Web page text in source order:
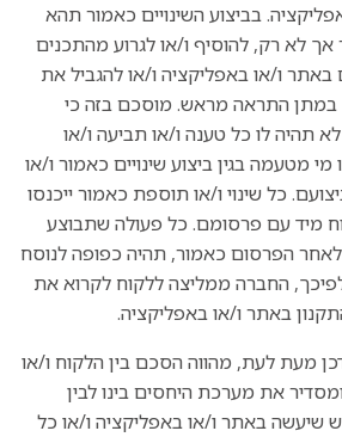
בביצוע השינויים כאמור תהא
אך לא רק, להוסיף ו/או לגרוע מהתכנים
באתר ו/או באפליקציה ו/או להגביל את
במתן התראה מראש. מוסכם בזה כי
תהיה לו כל טענה ו/או תביעה ו/או
מטעמה בגין ביצוע שינויים כאמור ו/או
כל שינוי ו/או תוספת כאמור ייכנסו
מיד עם פרסומם. כל פעולה שתבוצע
הפרסום כאמור, תהיה כפופה לנוסח
החברה ממליצה ללקוח לקרוא את
באתר ו/או באפליקציה.
מעת לעת, מהווה הסכם בין הלקוח ו/או
את מערכת היחסים בינו לבין
שיעשה באתר ו/או באפליקציה ו/או כל